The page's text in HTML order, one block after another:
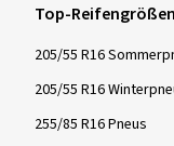
Top-Reifengrößen
205/55 R16
205/55 R16
255/85 R16 Pneus